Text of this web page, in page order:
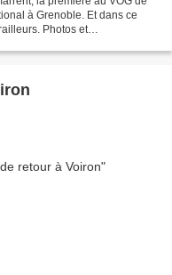
à Grenoble. Et dans ce
Photos et